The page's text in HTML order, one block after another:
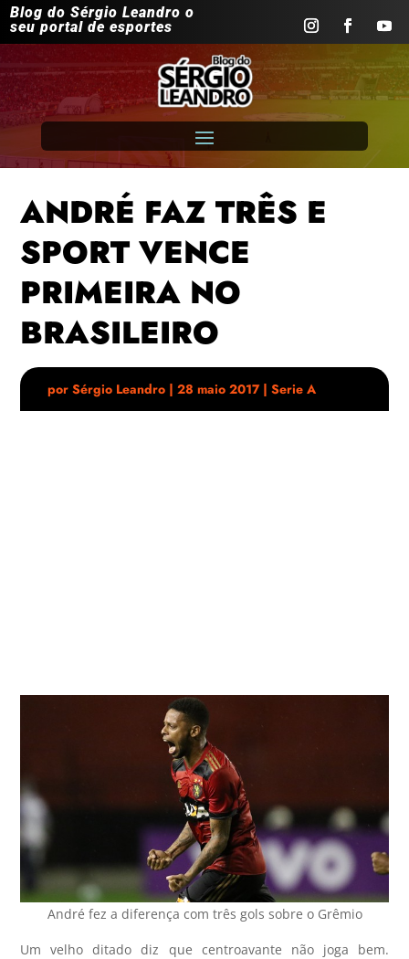
Blog do Sérgio Leandro o
seu portal de esportes
ANDRÉ FAZ TRÊS E
SPORT VENCE
PRIMEIRA NO
BRASILEIRO
porSérgio Leandro |28 maio 2017|Serie A
André fez a diferença com três gols sobre o Grêmio
Um velho ditado diz que centroavante não joga bem.